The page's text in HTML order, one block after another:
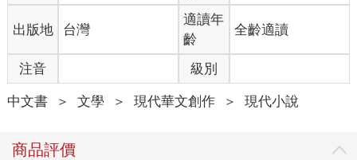
出版地 台灣
適讀年
齡
全齡適讀
注音 級別
中文書 ＞ 文學 ＞ 現代華文創作 ＞ 現代小說
商品評價